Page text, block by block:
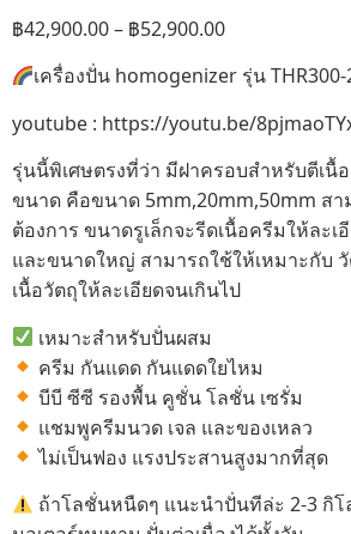
฿42,900.00– ฿52,900.00
เครื่องปั่น homogenizer รุ่น THR300-
youtube : https://youtu.be/
รุ่นนี้พิเศษตรงที่ว่า มีฝาครอบสำหรับตีเนื้
ขนาด คือขนาด 5mm,20mm,50mm สา
ต้องการ ขนาดรูเล็กจะรีดเนื้อครีมให้ละ
และขนาดใหญ่ สามารถใช้ให้เหมาะกับ
เนื้อวัตถุให้ละเอียดจนเกินไป
เหมาะสำหรับปั่นผสม
ครีม กันแดด กันแดดใยไหม
บีบี ซีซี รองพื้น คูชั่น โลชั่น เซรั่ม
แชมพูครีมนวด เจล และของเหลว
ไม่เป็นฟอง แรงประสานสูงมากที่สุด
ถ้าโลชั่นหนืดๆ แนะนำปั่นทีล่ะ 2-3 กิโ